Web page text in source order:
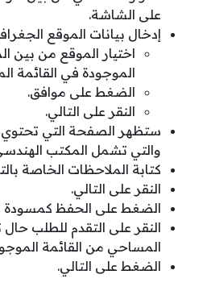
على الشاشة.
إدخال بيانات الموقع
اختيار الموقع من بين
الموجودة في القائمة
الضغط على موافق.
النقر على التالي.
ستظهر الصفحة التي تحتوي
والتي تشمل المكتب
كتابة الملاحظات الخاصة
النقر على التالي.
الضغط على الحفظ كمسودة
النقر على التقدم للطلب حال
المساحي من القائمة
الضغط على التالي.